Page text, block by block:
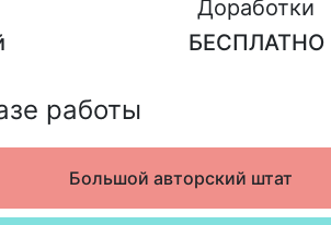
Доработки
БЕСПЛАТНО
работы
Большой авторский штат